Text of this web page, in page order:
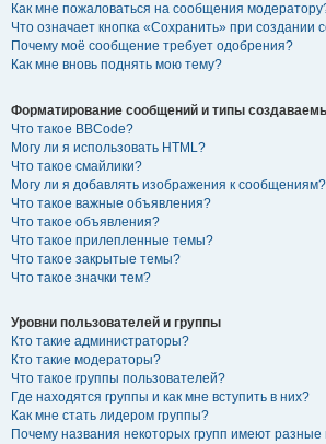
Как мне пожаловаться на сообщения
Что означает кнопка «Сохранить» при создании
Почему моё сообщение требует одобрения?
Как мне вновь поднять мою тему?
Форматирование сообщений и типы
Что такое BBCode?
Могу ли я использовать HTML?
Что такое смайлики?
Могу ли я добавлять изображения к сообщениям?
Что такое важные объявления?
Что такое объявления?
Что такое прилепленные темы?
Что такое закрытые темы?
Что такое значки тем?
Уровни пользователей и группы
Кто такие администраторы?
Кто такие модераторы?
Что такое группы пользователей?
Где находятся группы и как мне вступить в них?
Как мне стать лидером группы?
Почему названия некоторых групп имеют разные